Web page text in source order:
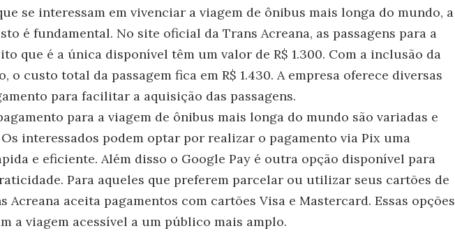
se interessam em vivenciar a viagem de ônibus mais longa do mundo, a
é fundamental. No site oficial da Trans Acreana, as passagens para a
que é a única disponível têm um valor de R$ 1.300. Com a inclusão da
o custo total da passagem fica em R$ 1.430. A empresa oferece diversas
para facilitar a aquisição das passagens.
para a viagem de ônibus mais longa do mundo são variadas e
interessados podem optar por realizar o pagamento via Pix uma
e eficiente. Além disso o Google Pay é outra opção disponível para
Para aqueles que preferem parcelar ou utilizar seus cartões de
Acreana aceita pagamentos com cartões Visa e Mastercard. Essas opções
a viagem acessível a um público mais amplo.